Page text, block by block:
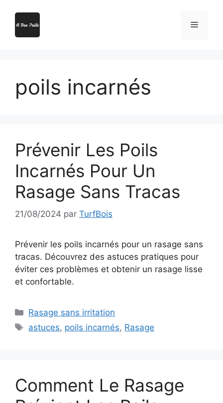
Menu
poils incarnés
Prévenir Les Poils
Incarnés Pour Un
Rasage Sans Tracas
21/08/2024 par TurfBois
Prévenir les poils incarnés pour un rasage sans
tracas. Découvrez des astuces pratiques pour
éviter ces problèmes et obtenir un rasage lisse
et confortable.
Catégories
Rasage sans irritation
Étiquettes
astuces, poils incarnés, Rasage
Comment Le Rasage